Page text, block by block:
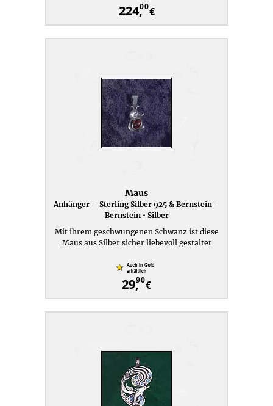
224,00€
Maus
Anhänger – Sterling Silber 925 & Bernstein –
Bernstein • Silber
Mit ihrem geschwungenen Schwanz ist diese
Maus aus Silber sicher liebevoll gestaltet
29,90€